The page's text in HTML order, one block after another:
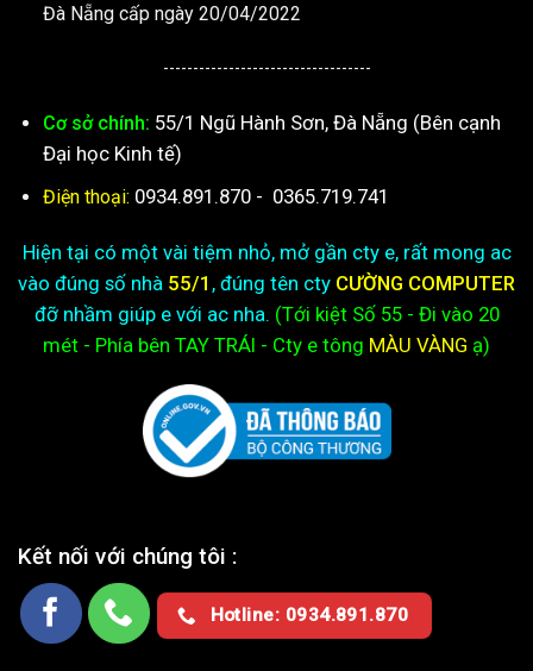
Đà Nẵng cấp ngày 20/04/2022
-----------------------------------
Cơ sở chính: 55/1 Ngũ Hành Sơn, Đà Nẵng (Bên cạnh
Đại học Kinh tế)
Điện thoại: 0934.891.870 - 0365.719.741
Hiện tại có một vài tiệm nhỏ, mở gần cty e, rất mong ac
vào đúng số nhà 55/1 , đúng tên cty CƯỜNG COMPUTER
đỡ nhầm giúp e với ac nha. (Tới kiệtSố 55 - Đi vào 20
mét - Phía bên TAY TRÁI - Cty e tông MÀU VÀNG ạ)
Kết nối với chúng tôi :
Hotline: 0934.891.870